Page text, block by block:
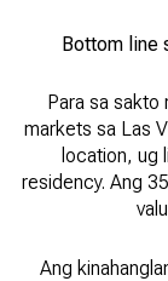
Bottom line
Para sa sakto
markets sa Las
location, ug
residency. Ang
Ang